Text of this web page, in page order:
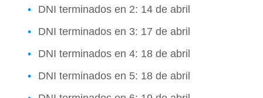
DNI terminados en 2: 14 de abril
DNI terminados en 3: 17 de abril
DNI terminados en 4: 18 de abril
DNI terminados en 5: 18 de abril